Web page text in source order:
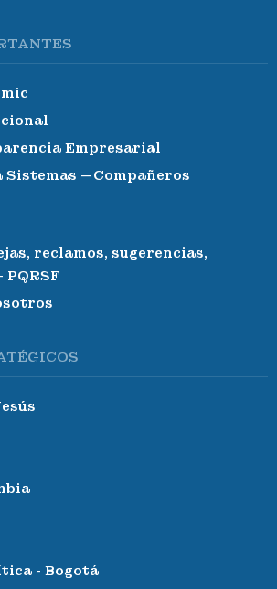
Empresarial
Sistemas —Compañeros
reclamos, sugerencias,
- Bogotá